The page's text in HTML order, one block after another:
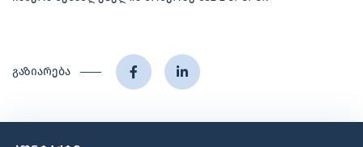
გაზიარება